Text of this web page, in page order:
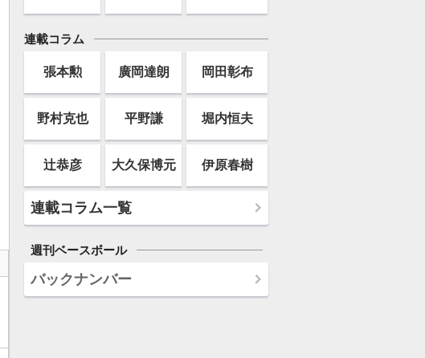
連載コラム
張本勲 廣岡達朗 岡田彰布
野村克也 平野謙 堀内恒夫
辻恭彦 大久保博元 伊原春樹
連載コラム一覧
週刊ベースボール
バックナンバー